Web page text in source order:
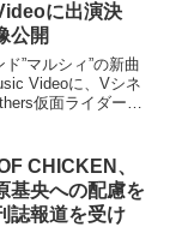
に出演決
公開
”マルシィ”の新曲
Videoに、Vシネ
仮面ライダー滅
出演が...
CHICKEN、
基央への配慮を
誌報道を受け